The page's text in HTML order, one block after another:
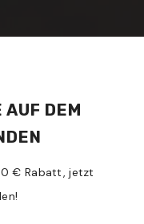
AUF DEM
€ Rabatt, jetzt